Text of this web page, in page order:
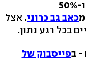
כאב גב כרוני. אצל
בכל רגע נתון.
- בפייסבוק של